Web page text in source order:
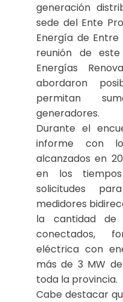
generación
sede del Ente
Energía de Entre
reunión de
Energías
abordaron
permitan
generadores.
Durante el
informe con
alcanzados en
en los
solicitudes
medidores
la cantidad de
conectados,
eléctrica con
más de 3 MW
toda la provincia.
Cabe destacar